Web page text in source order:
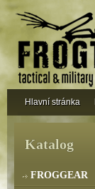
Katalog
FROGGEAR
Hlavní stránka